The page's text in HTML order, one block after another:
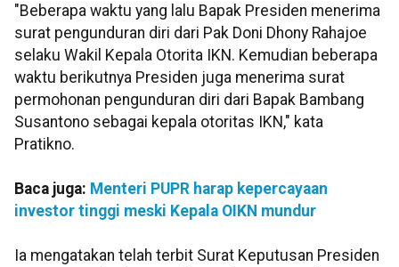
"Beberapa waktu yang lalu Bapak Presiden menerima
surat pengunduran diri dari Pak Doni Dhony Rahajoe
selaku Wakil Kepala Otorita IKN. Kemudian beberapa
waktu berikutnya Presiden juga menerima surat
permohonan pengunduran diri dari Bapak Bambang
Susantono sebagai kepala otoritas IKN," kata
Pratikno.
Baca juga: Menteri PUPR harap kepercayaan
investor tinggi meski Kepala OIKN mundur
Ia mengatakan telah terbit Surat Keputusan Presiden